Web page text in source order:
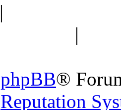
|
|
phpBB®
Reputation